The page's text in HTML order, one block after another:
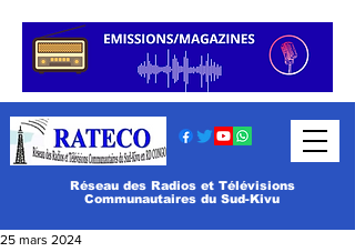
Réseau des Radios et Télévisions
Communautaires du Sud-Kivu
25 mars 2024